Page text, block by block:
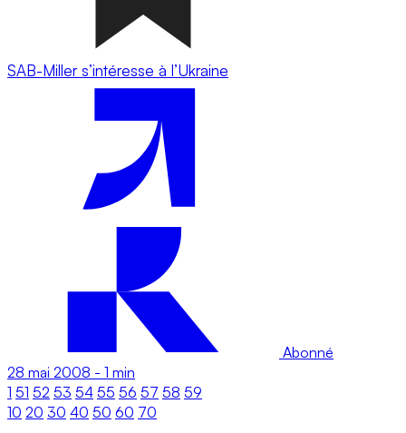
SAB-Miller s’intéresse à l’Ukraine
Abonné
28 mai 2008 - 1 min
1 51 52 53 54 55 56 57 58 59
10 20 30 40 50 60 70